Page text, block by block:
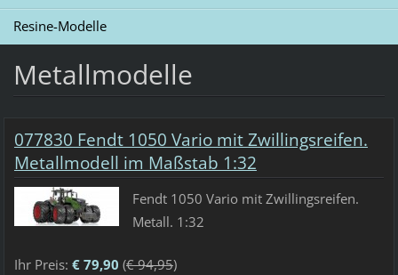
Resine-Modelle
Metallmodelle
077830 Fendt 1050 Vario mit Zwillingsreifen.
Metallmodell im Maßstab 1:32
Fendt 1050 Vario mit Zwillingsreifen.
Metall. 1:32
Ihr Preis: € 79,90 (€ 94,95)